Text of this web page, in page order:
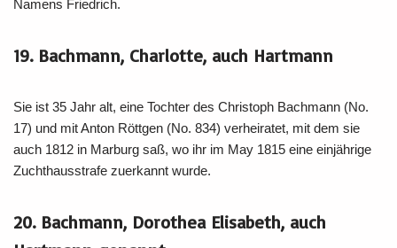
Namens Friedrich.
19. Bachmann, Charlotte, auch Hartmann
Sie ist 35 Jahr alt, eine Tochter des Christoph Bachmann (No.
17) und mit Anton Röttgen (No. 834) verheiratet, mit dem sie
auch 1812 in Marburg saß, wo ihr im May 1815 eine einjährige
Zuchthausstrafe zuerkannt wurde.
20. Bachmann, Dorothea Elisabeth, auch